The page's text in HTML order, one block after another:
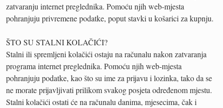
zatvaranju internet preglednika. Pomoću njih web-mjesta
pohranjuju privremene podatke, poput stavki u košarici za kupnju.
ŠTO SU STALNI KOLAČIĆI?
Stalni ili spremljeni kolačići ostaju na računalu nakon zatvaranja
programa internet preglednika. Pomoću njih web-mjesta
pohranjuju podatke, kao što su ime za prijavu i lozinka, tako da se
ne morate prijavljivati prilikom svakog posjeta određenom mjestu.
Stalni kolačići ostati će na računalu danima, mjesecima, čak i